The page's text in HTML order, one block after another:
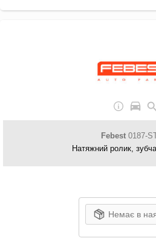
Febest0187-
Натяжний ролик,
Немає в